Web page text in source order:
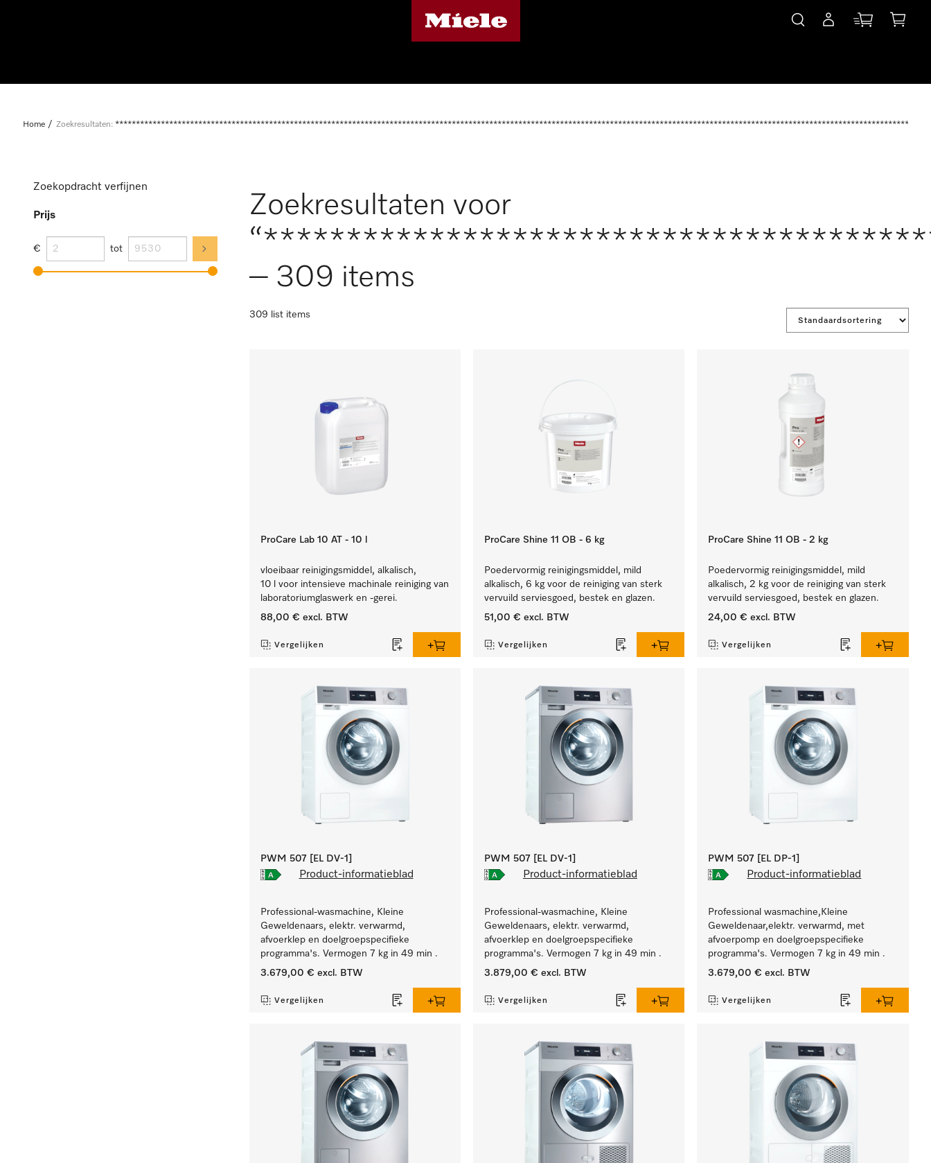
Home Zoekresultaten:
Zoekopdracht verfijnen
Prijs
€ tot
Zoekresultaten voor
– 309 items
309 list items
ProCare Lab 10 AT - 10 l
vloeibaar reinigingsmiddel, alkalisch,
10 l voor intensieve machinale reiniging van
laboratoriumglaswerk en -gerei.
88,00 € excl. BTW
Vergelijken
ProCare Shine 11 OB - 6 kg
Poedervormig reinigingsmiddel, mild
alkalisch, 6 kg voor de reiniging van sterk
vervuild serviesgoed, bestek en glazen.
51,00 € excl. BTW
Vergelijken
ProCare Shine 11 OB - 2 kg
Poedervormig reinigingsmiddel, mild
alkalisch, 2 kg voor de reiniging van sterk
vervuild serviesgoed, bestek en glazen.
24,00 € excl. BTW
Vergelijken
PWM 507 [EL DV-1]
Product-informatieblad
Professional-wasmachine, Kleine
Geweldenaars, elektr. verwarmd,
afvoerklep en doelgroepspecifieke
programma's. Vermogen 7 kg in 49 min .
3.679,00 € excl. BTW
Vergelijken
PWM 507 [EL DV-1]
Product-informatieblad
Professional-wasmachine, Kleine
Geweldenaars, elektr. verwarmd,
afvoerklep en doelgroepspecifieke
programma's. Vermogen 7 kg in 49 min .
3.879,00 € excl. BTW
Vergelijken
PWM 507 [EL DP-1]
Product-informatieblad
Professional wasmachine,Kleine
Geweldenaar,elektr. verwarmd, met
afvoerpomp en doelgroepspecifieke
programma's. Vermogen 7 kg in 49 min .
3.679,00 € excl. BTW
Vergelijken